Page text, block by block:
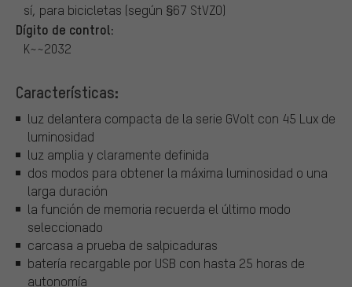
sí, para bicicletas (según §67 StVZO)
Dígito de control:
K~~2032
Características:
luz delantera compacta de la serie GVolt con 45 Lux de
luminosidad
luz amplia y claramente definida
dos modos para obtener la máxima luminosidad o una
larga duración
la función de memoria recuerda el último modo
seleccionado
carcasa a prueba de salpicaduras
batería recargable por USB con hasta 25 horas de
autonomía